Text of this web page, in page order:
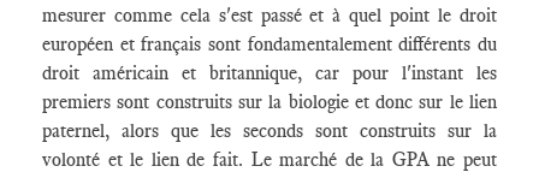
mesurer comme cela s'est passé et à quel point le droit
européen et français sont fondamentalement différents du
droit américain et britannique, car pour l'instant les
premiers sont construits sur la biologie et donc sur le lien
paternel, alors que les seconds sont construits sur la
volonté et le lien de fait. Le marché de la GPA ne peut